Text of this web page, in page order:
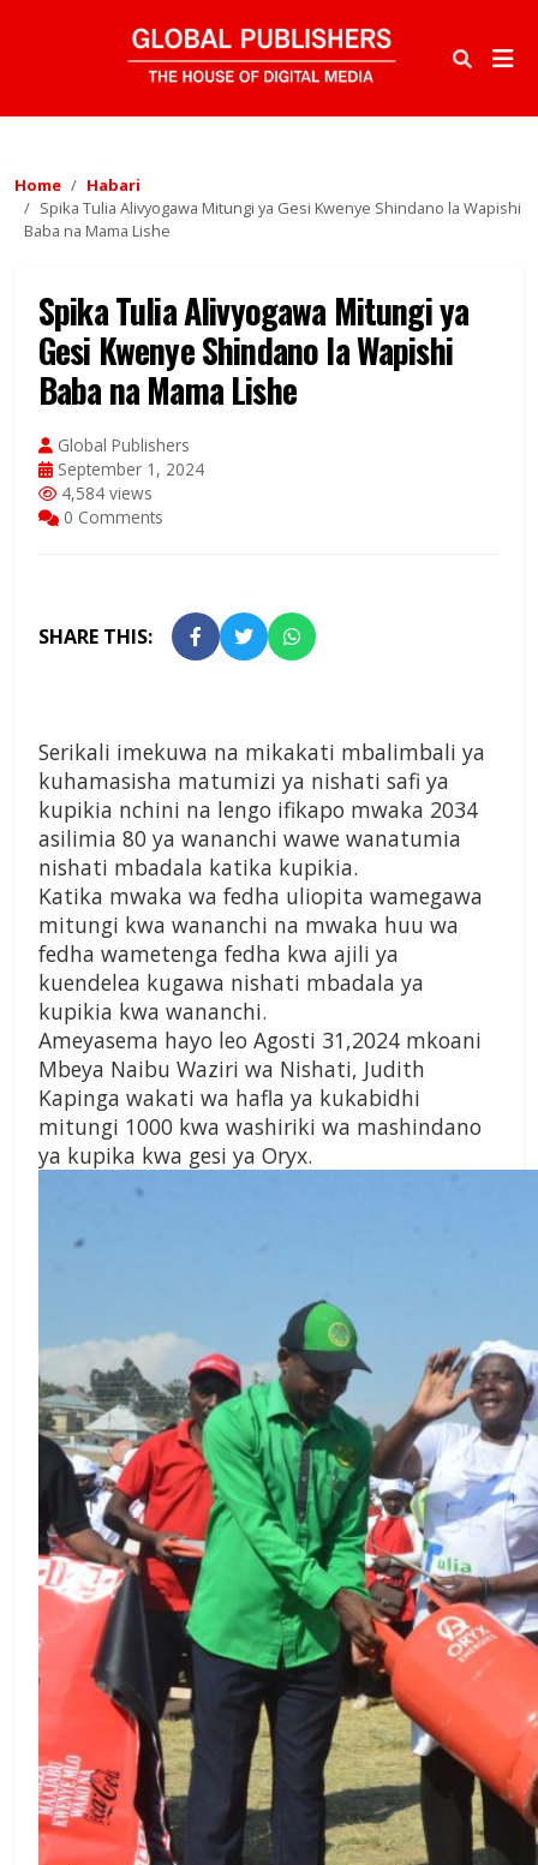
Home
Habari
Spika Tulia Alivyogawa Mitungi ya Gesi Kwenye Shindano la Wapishi
Baba na Mama Lishe
Spika Tulia Alivyogawa Mitungi ya
Gesi Kwenye Shindano la Wapishi
Baba na Mama Lishe
Global Publishers
September 1, 2024
4,584 views
0 Comments
SHARE THIS:
Serikali imekuwa na mikakati mbalimbali ya
kuhamasisha matumizi ya nishati safi ya
kupikia nchini na lengo ifikapo mwaka 2034
asilimia 80 ya wananchi wawe wanatumia
nishati mbadala katika kupikia.
Katika mwaka wa fedha uliopita wamegawa
mitungi kwa wananchi na mwaka huu wa
fedha wametenga fedha kwa ajili ya
kuendelea kugawa nishati mbadala ya
kupikia kwa wananchi.
Ameyasema hayo leo Agosti 31,2024 mkoani
Mbeya Naibu Waziri wa Nishati, Judith
Kapinga wakati wa hafla ya kukabidhi
mitungi 1000 kwa washiriki wa mashindano
ya kupika kwa gesi ya Oryx.